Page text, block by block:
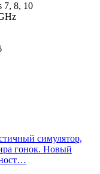
7, 8, 10
симулятор,
гонок. Новый